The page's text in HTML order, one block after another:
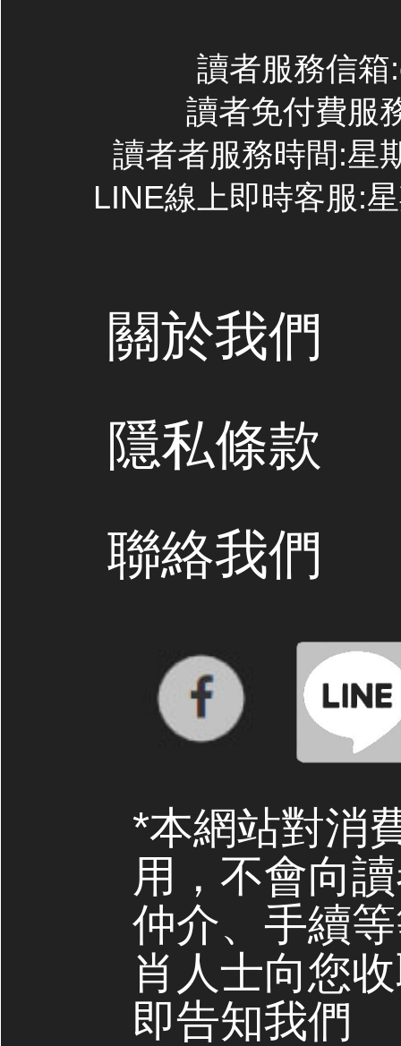
讀者服務信
讀者免付費服
讀者者服務時間:星
LINE線上即時客服:
關於我們
隱私條款
聯絡我們
*本網站對消
用，不會向
仲介、手續
肖人士向您
即告知我們